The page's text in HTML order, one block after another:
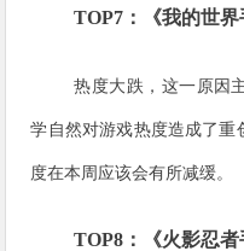
TOP7：《我的世界
热度大跌，这一原因
学自然对游戏热度造成了重
度在本周应该会有所减缓。
TOP8：《火影忍者